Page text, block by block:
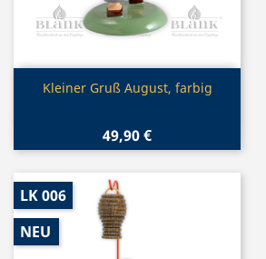
Vorschau
Kleiner Gruß August, farbig
49,90 €
LK 006
NEU